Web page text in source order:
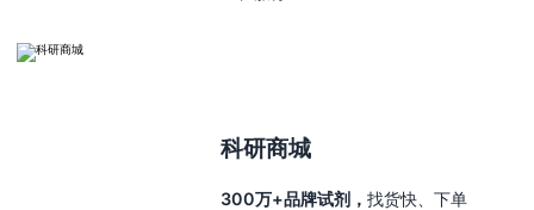
科研商城
300万+品牌试剂，找货快、下单